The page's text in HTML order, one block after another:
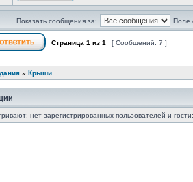
Показать сообщения за: Поле
Страница 1 из 1 [ Сообщений: 7 ]
» Крыши
нет зарегистрированных пользователей и